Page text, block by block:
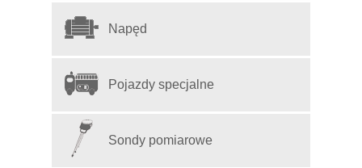
Napęd
Pojazdy specjalne
Sondy pomiarowe